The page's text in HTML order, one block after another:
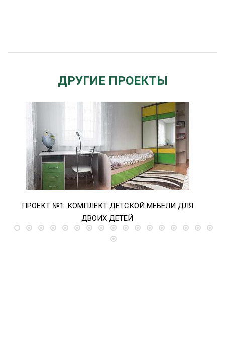
ДРУГИЕ ПРОЕКТЫ
ПРОЕКТ №1. КОМПЛЕКТ ДЕТСКОЙ МЕБЕЛИ ДЛЯ
ДВОИХ ДЕТЕЙ